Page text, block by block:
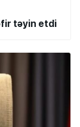
təyin etdi